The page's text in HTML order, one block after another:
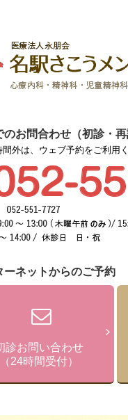
のお問合わせ（初診・再
間外は、ウェブ予約をご利用
ーネットからのご予約
診お問い合わせ
（24時間受付）